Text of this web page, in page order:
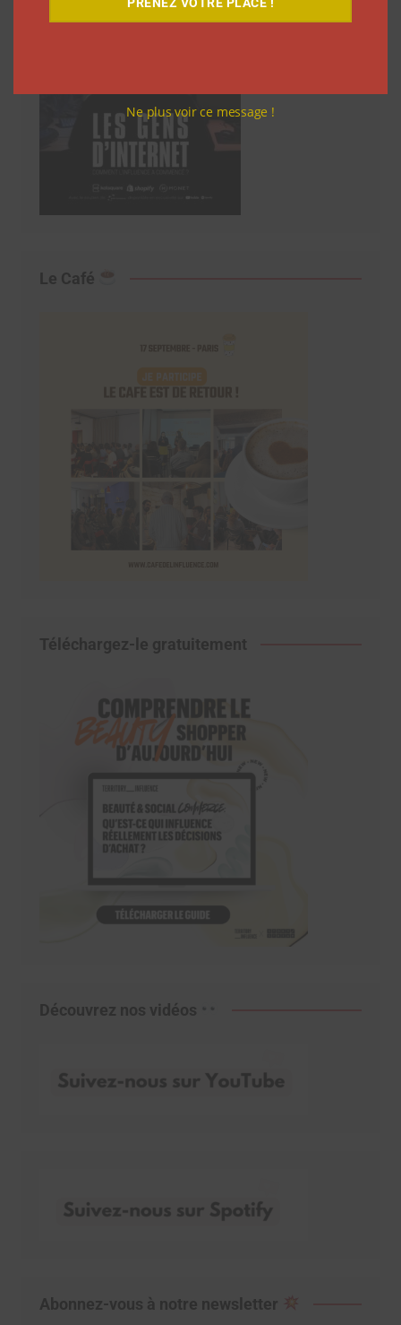
Le Café
Téléchargez-le gratuitement
Découvrez nos vidéos
Abonnez-vous à notre newsletter
Ne plus voir ce message !